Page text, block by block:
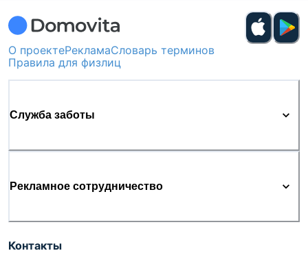
О проектеРекламаСловарь терминов
Правила для физлиц
Служба заботы
Рекламное сотрудничество
Контакты